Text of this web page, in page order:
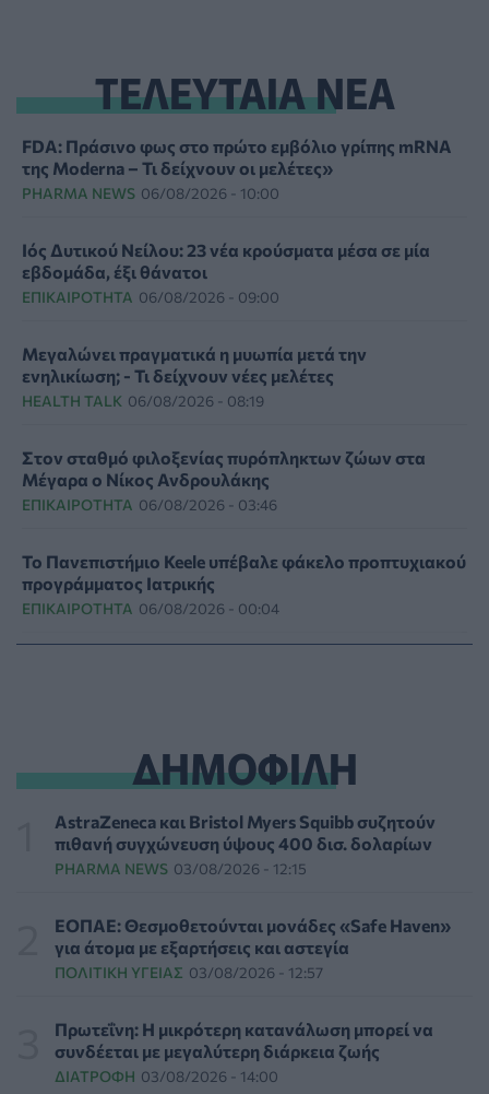
ΤΕΛΕΥΤΑΙΑ ΝΕΑ
FDA: Πράσινο φως στο πρώτο εμβόλιο γρίπης mRNA
της Moderna – Τι δείχνουν οι μελέτες»
PHARMA NEWS 06/08/2026 - 10:00
Ιός Δυτικού Νείλου: 23 νέα κρούσματα μέσα σε μία
εβδομάδα, έξι θάνατοι
ΕΠΙΚΑΙΡΌΤΗΤΑ 06/08/2026 - 09:00
Μεγαλώνει πραγματικά η μυωπία μετά την
ενηλικίωση; - Τι δείχνουν νέες μελέτες
HEALTH TALK 06/08/2026 - 08:19
Στον σταθμό φιλοξενίας πυρόπληκτων ζώων στα
Μέγαρα ο Νίκος Ανδρουλάκης
ΕΠΙΚΑΙΡΌΤΗΤΑ 06/08/2026 - 03:46
Το Πανεπιστήμιο Keele υπέβαλε φάκελο προπτυχιακού
προγράμματος Ιατρικής
ΕΠΙΚΑΙΡΌΤΗΤΑ 06/08/2026 - 00:04
Γεωργιάδης: «Δεν έπεσε η ψευδοροφή στα ΤΕΠ του
Νοσοκομείου Κορίνθου, την ξήλωσαν»
ΠΟΛΙΤΙΚΉ ΥΓΕΊΑΣ 05/08/2026 - 21:53
Ιαπωνικό θαύμα κατά της περιοδοντίτιδας:
βακτήριο-«κλειδί»
ΥΓΕΊΑ 05/08/2026 - 21:17
φωτοευαισθησίας - Χρήσιμες ερωταπαντήσεις
ΥΓΕΊΑ 05/08/2026 - 20:42
ΔΗΜΟΦΙΛΗ
AstraZeneca και Bristol Myers Squibb συζητούν
πιθανή συγχώνευση ύψους 400 δισ. δολαρίων
PHARMA NEWS 03/08/2026 - 12:15
ΕΟΠΑΕ: Θεσμοθετούνται μονάδες «Safe Haven»
για άτομα με εξαρτήσεις και αστεγία
ΠΟΛΙΤΙΚΉ ΥΓΕΊΑΣ 03/08/2026 - 12:57
Πρωτεΐνη: Η μικρότερη κατανάλωση μπορεί να
συνδέεται με μεγαλύτερη διάρκεια ζωής
ΔΙΑΤΡΟΦΉ 03/08/2026 - 14:00